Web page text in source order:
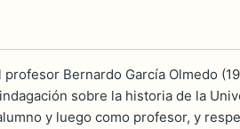
Bernardo García Olmedo
sobre la historia de la
y luego como profesor, y